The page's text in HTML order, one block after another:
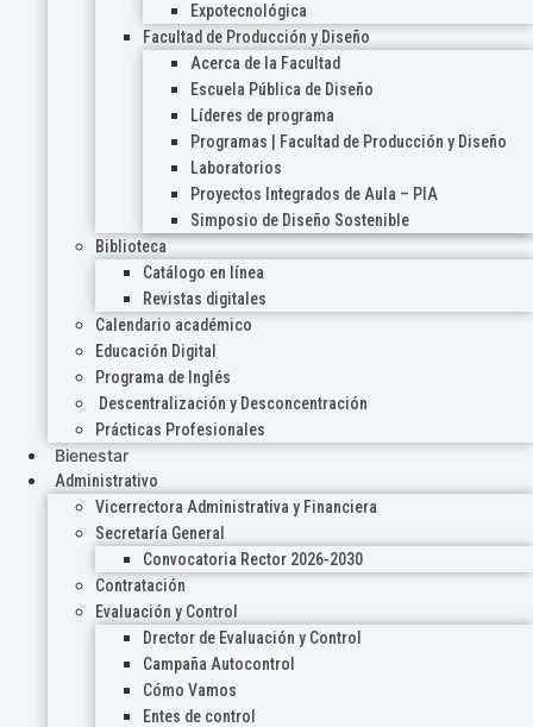
Expotecnológica
Facultad de Producción y Diseño
Acerca de la Facultad
Escuela Pública de Diseño
Líderes de programa
Programas | Facultad de Producción y Diseño
Laboratorios
Proyectos Integrados de Aula – PIA
Simposio de Diseño Sostenible
Biblioteca
Catálogo en línea
Revistas digitales
Calendario académico
Educación Digital
Programa de Inglés
Descentralización y Desconcentración
Prácticas Profesionales
Bienestar
Administrativo
Vicerrectora Administrativa y Financiera
Secretaría General
Convocatoria Rector 2026-2030
Contratación
Evaluación y Control
Drector de Evaluación y Control
Campaña Autocontrol
Cómo Vamos
Entes de control